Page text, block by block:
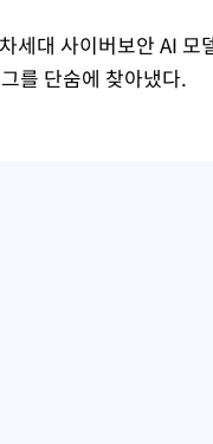
세대 사이버보안 AI
를 단숨에 찾아냈다.